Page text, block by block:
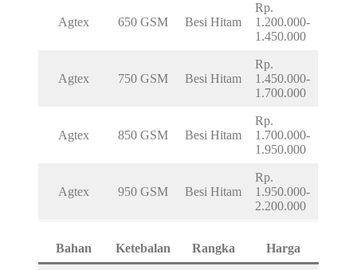
Agtex 650 GSM Besi Hitam
Rp.
1.200.000-
1.450.000
Agtex 750 GSM Besi Hitam
Rp.
1.450.000-
1.700.000
Agtex 850 GSM Besi Hitam
Rp.
1.700.000-
1.950.000
Agtex 950 GSM Besi Hitam
Rp.
1.950.000-
2.200.000
Bahan Ketebalan Rangka Harga